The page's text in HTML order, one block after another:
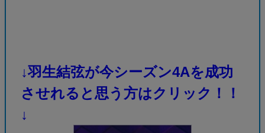
↓羽生結弦が今シーズン4Aを成功
させれると思う方はクリック！！
↓